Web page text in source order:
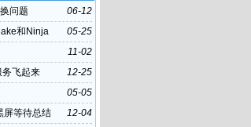
06-12
问题
05-25
和Ninja
11-02
12-25
飞起来
05-05
12-04
屏等待总结